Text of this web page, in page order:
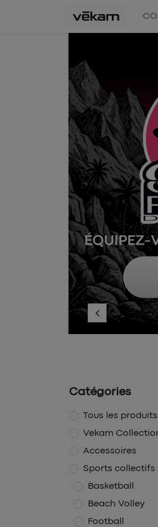
Catégories
Tous les produits
Vekam
Accessoires
Sports collectifs
Basketball
Beach Volley
Football